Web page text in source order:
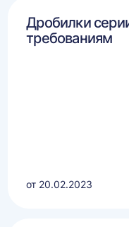
Дробилки
требованиям
от 20.02.2023